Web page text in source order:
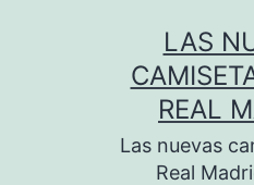
LAS
REAL
Las nuevas
Real